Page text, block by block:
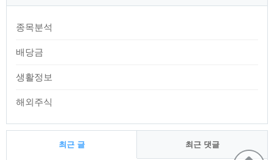
종목분석
배당금
생활정보
해외주식
최근 글 최근 댓글